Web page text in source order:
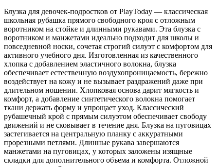
Блузка для девочек-подростков от PlayToday — классическая
школьная рубашка прямого свободного кроя с отложным
воротником на стойке и длинными рукавами. Эта блузка с
воротником и манжетами идеально подходит для школы и
повседневной носки, сочетая строгий силуэт с комфортом для
активного учебного дня. Изготовленная из качественного
хлопка с добавлением эластичного волокна, блузка
обеспечивает естественную воздухопроницаемость, бережно
воздействует на кожу и не вызывает раздражений даже при
длительном ношении. Хлопковая основа дарит мягкость и
комфорт, а добавление синтетического волокна помогает
ткани держать форму и упрощает уход. Классический
рубашечный крой с прямым силуэтом обеспечивает свободу
движений и не сковывает в течение дня. Блузка на пуговицах
застегивается на центральную планку с аккуратными
прорезными петлями. Длинные рукава завершаются
манжетами на пуговицах, у которых заложены изящные
складки для дополнительного объема и комфорта. Отложной